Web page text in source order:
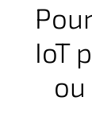
IoT
ou